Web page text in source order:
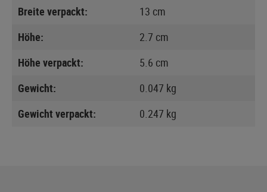
Breite verpackt:
13 cm
Höhe:
2.7 cm
Höhe verpackt:
5.6 cm
Gewicht:
0.047 kg
Gewicht verpackt:
0.247 kg